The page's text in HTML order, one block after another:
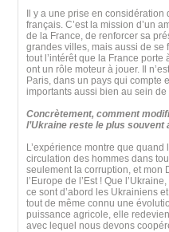
Il y a une prise en
français. C’est la mission d’un
de la France, de renforcer sa
grandes villes, mais aussi de se
tout l’intérêt que la France
ont un rôle moteur à jouer. Il
Paris, dans un pays qui compte
importants aussi bien au sein de
Concrètement, comment
l’Ukraine reste le plus
L’expérience montre que
circulation des hommes dans
seulement la corruption, et mon
l’Europe de l’Est ! Que
ce sont d’abord les Ukrainiens
tout de même connu une
puissance agricole, elle
avec lequel nous devons